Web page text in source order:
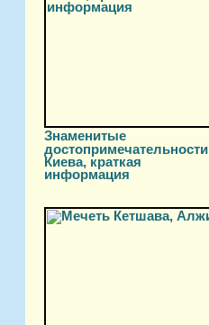
Знаменитые
достопримечательности
Киева, краткая
информация